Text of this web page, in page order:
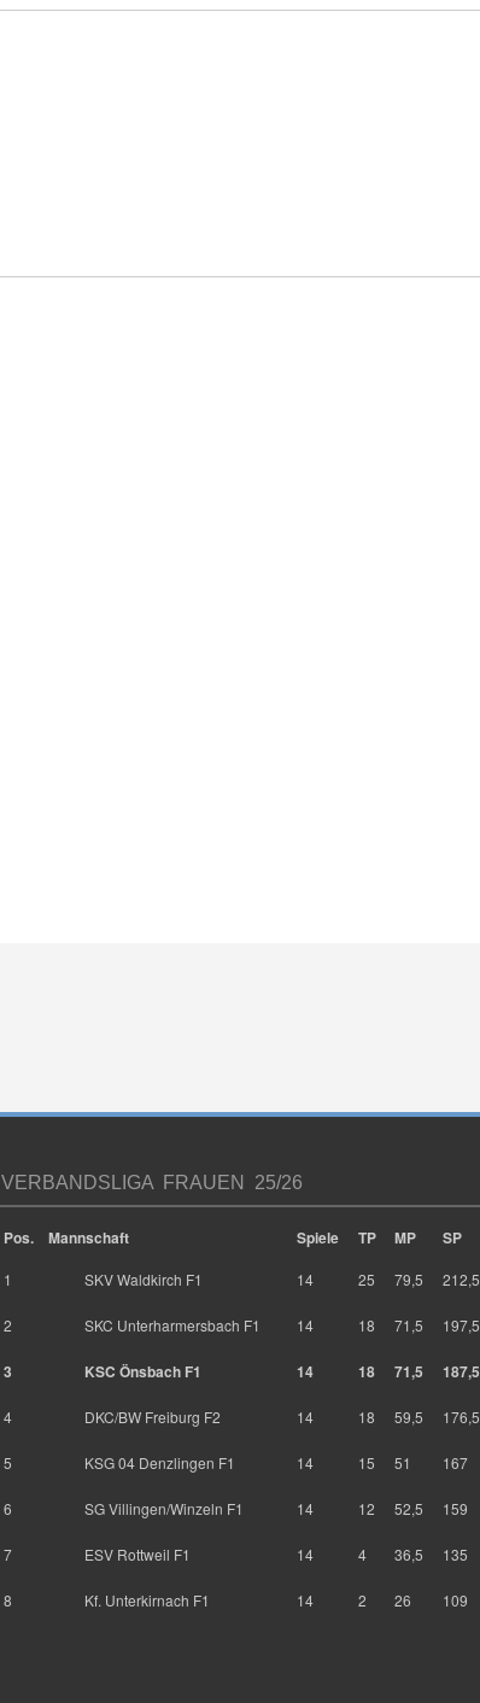
VERBANDSLIGA FRAUEN 25/26
Pos. Mannschaft Spiele TP MP SP
1 SKV Waldkirch F1 14 25 79,5 212,5
2 SKC Unterharmersbach F1 14 18 71,5 197,5
3 KSC Önsbach F1 14 18 71,5 187,5
4 DKC/BW Freiburg F2 14 18 59,5 176,5
5 KSG 04 Denzlingen F1 14 15 51 167
6 SG Villingen/Winzeln F1 14 12 52,5 159
7 ESV Rottweil F1 14 4 36,5 135
8 Kf. Unterkirnach F1 14 2 26 109